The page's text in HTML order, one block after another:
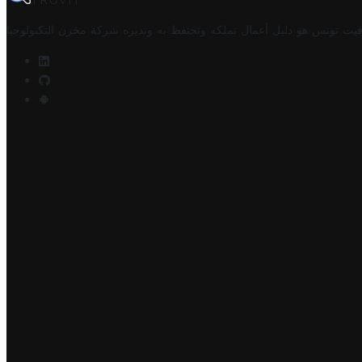
تونس هو دليل أعمال تملكه وتحتفظ به وتديره شركة مخزن التكنولوجيا